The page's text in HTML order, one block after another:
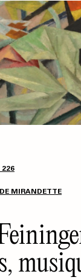
226
MIRANDETTE